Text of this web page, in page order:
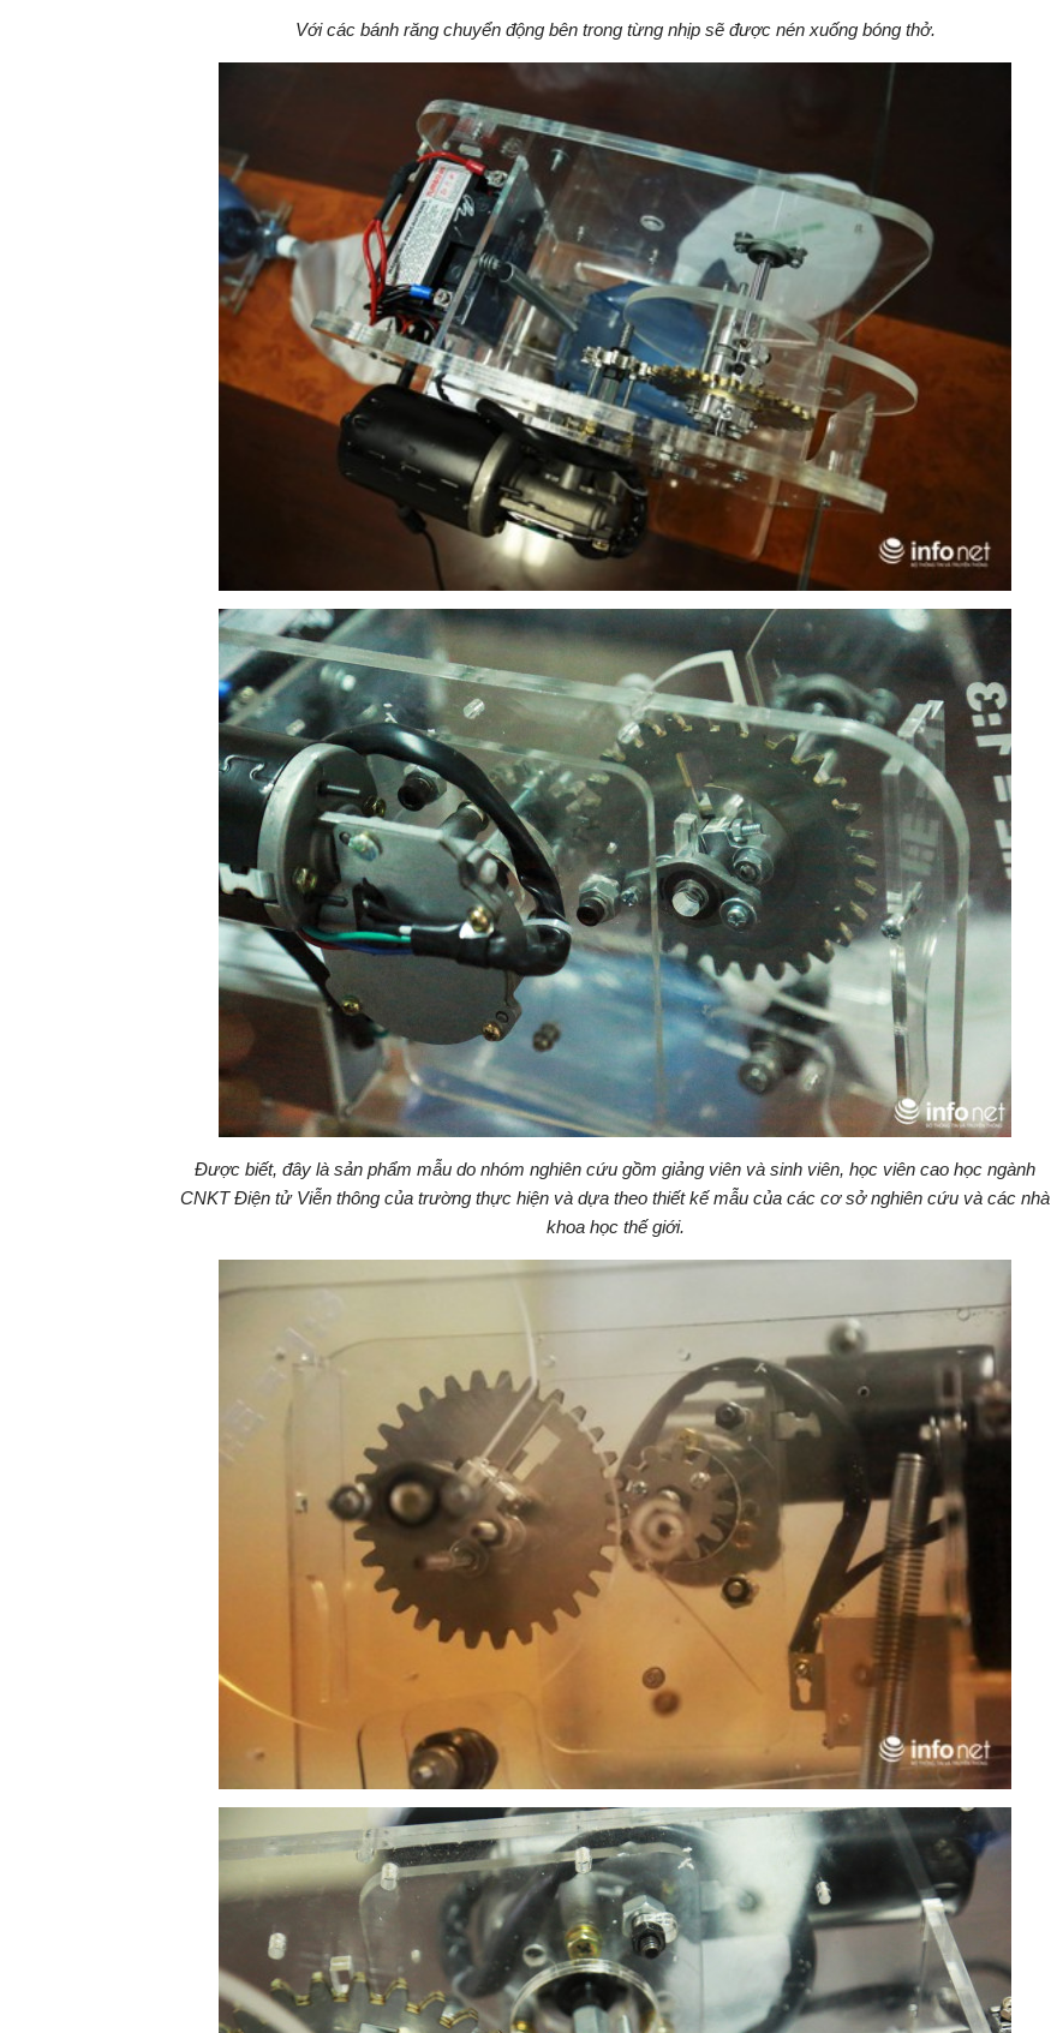
Với các bánh răng chuyển động bên trong từng nhịp sẽ được nén xuống bóng thở.
Được biết, đây là sản phẩm mẫu do nhóm nghiên cứu gồm giảng viên và sinh viên, học viên cao học ngành
CNKT Điện tử Viễn thông của trường thực hiện và dựa theo thiết kế mẫu của các cơ sở nghiên cứu và các nhà
khoa học thế giới.